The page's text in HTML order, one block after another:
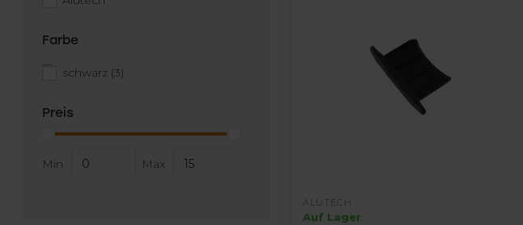
Farbe
schwarz (3)
Preis
Min Max
ALUTECH
Auf Lager